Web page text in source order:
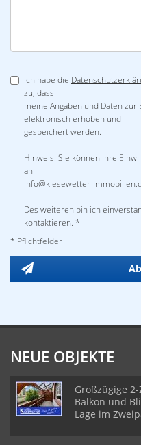
Ich habe die
zu, dass
meine Angaben und Daten
elektronisch erhoben und
gespeichert werden.
Hinweis: Sie können Ihre
an
info@kiesewetter-
Des weiteren bin ich
kontaktieren. *
* Pflichtfelder
NEUE OBJEKTE
Großzügige
Balkon und
Lage im